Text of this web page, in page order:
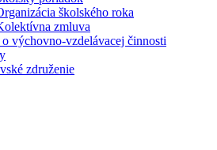
školského roka
zmluva
o výchovno-vzdelávacej činnosti
združenie